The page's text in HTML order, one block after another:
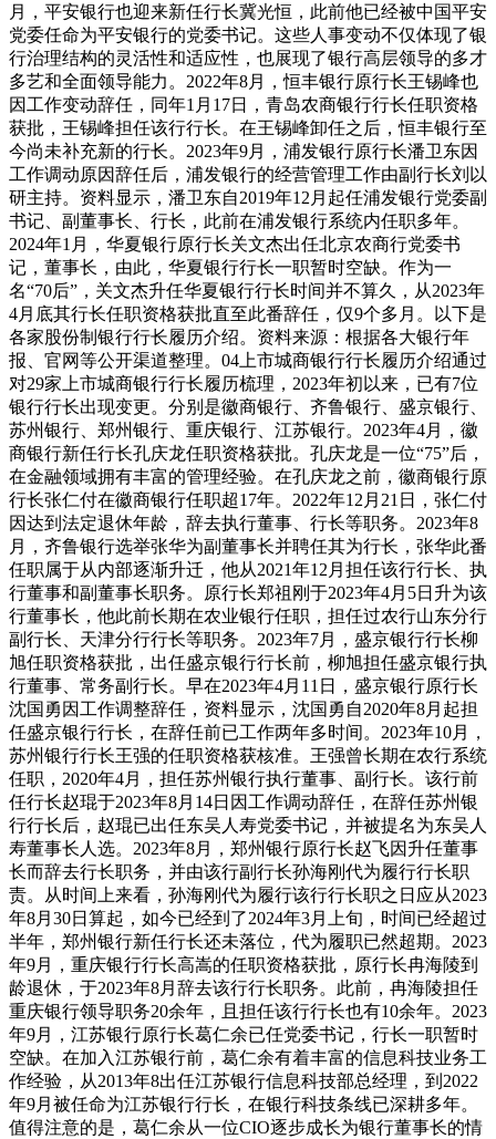
月，平安银行也迎来新任行长冀光恒，此前他已经被中国平安
党委任命为平安银行的党委书记。这些人事变动不仅体现了银
行治理结构的灵活性和适应性，也展现了银行高层领导的多才
多艺和全面领导能力。2022年8月，恒丰银行原行长王锡峰也
因工作变动辞任，同年1月17日，青岛农商银行行长任职资格
获批，王锡峰担任该行行长。在王锡峰卸任之后，恒丰银行至
今尚未补充新的行长。2023年9月，浦发银行原行长潘卫东因
工作调动原因辞任后，浦发银行的经营管理工作由副行长刘以
研主持。资料显示，潘卫东自2019年12月起任浦发银行党委副
书记、副董事长、行长，此前在浦发银行系统内任职多年。
2024年1月，华夏银行原行长关文杰出任北京农商行党委书
记，董事长，由此，华夏银行行长一职暂时空缺。作为一
名“70后”，关文杰升任华夏银行行长时间并不算久，从2023年
4月底其行长任职资格获批直至此番辞任，仅9个多月。以下是
各家股份制银行行长履历介绍。资料来源：根据各大银行年
报、官网等公开渠道整理。04上市城商银行行长履历介绍通过
对29家上市城商银行行长履历梳理，2023年初以来，已有7位
银行行长出现变更。分别是徽商银行、齐鲁银行、盛京银行、
苏州银行、郑州银行、重庆银行、江苏银行。2023年4月，徽
商银行新任行长孔庆龙任职资格获批。孔庆龙是一位“75”后，
在金融领域拥有丰富的管理经验。在孔庆龙之前，徽商银行原
行长张仁付在徽商银行任职超17年。2022年12月21日，张仁付
因达到法定退休年龄，辞去执行董事、行长等职务。2023年8
月，齐鲁银行选举张华为副董事长并聘任其为行长，张华此番
任职属于从内部逐渐升迁，他从2021年12月担任该行行长、执
行董事和副董事长职务。原行长郑祖刚于2023年4月5日升为该
行董事长，他此前长期在农业银行任职，担任过农行山东分行
副行长、天津分行行长等职务。2023年7月，盛京银行行长柳
旭任职资格获批，出任盛京银行行长前，柳旭担任盛京银行执
行董事、常务副行长。早在2023年4月11日，盛京银行原行长
沈国勇因工作调整辞任，资料显示，沈国勇自2020年8月起担
任盛京银行行长，在辞任前已工作两年多时间。2023年10月，
苏州银行行长王强的任职资格获核准。王强曾长期在农行系统
任职，2020年4月，担任苏州银行执行董事、副行长。该行前
任行长赵琨于2023年8月14日因工作调动辞任，在辞任苏州银
行行长后，赵琨已出任东吴人寿党委书记，并被提名为东吴人
寿董事长人选。2023年8月，郑州银行原行长赵飞因升任董事
长而辞去行长职务，并由该行副行长孙海刚代为履行行长职
责。从时间上来看，孙海刚代为履行该行行长职之日应从2023
年8月30日算起，如今已经到了2024年3月上旬，时间已经超过
半年，郑州银行新任行长还未落位，代为履职已然超期。2023
年9月，重庆银行行长高嵩的任职资格获批，原行长冉海陵到
龄退休，于2023年8月辞去该行行长职务。此前，冉海陵担任
重庆银行领导职务20余年，且担任该行行长也有10余年。2023
年9月，江苏银行原行长葛仁余已任党委书记，行长一职暂时
空缺。在加入江苏银行前，葛仁余有着丰富的信息科技业务工
作经验，从2013年8出任江苏银行信息科技部总经理，到2022
年9月被任命为江苏银行行长，在银行科技条线已深耕多年。
值得注意的是，葛仁余从一位CIO逐步成长为银行董事长的情